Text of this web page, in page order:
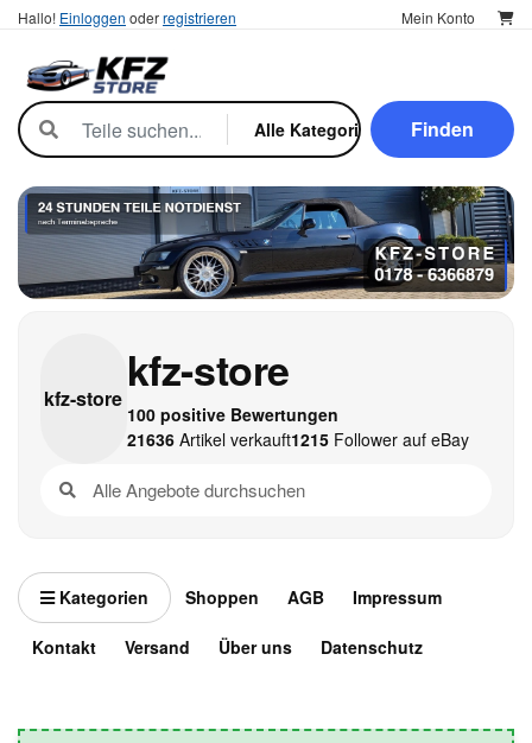
Hallo! Einloggen oderregistrieren Mein Konto
Finden
kfz-store
kfz-store
100 positive Bewertungen
21636Artikel verkauft1215Follower auf eBay
Kategorien Shoppen AGB Impressum
Kontakt Versand Über uns Datenschutz